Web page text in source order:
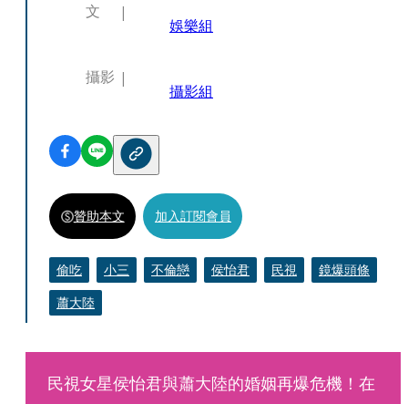
文
娛樂組
攝影
攝影組
贊助本文 加入訂閱會員
偷吃 小三 不倫戀 侯怡君 民視
鏡爆頭條
蕭大陸
民視女星侯怡君與蕭大陸的婚姻再爆危機！在